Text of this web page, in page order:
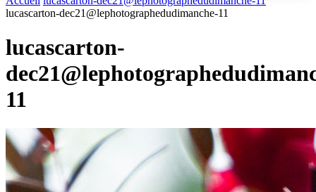
lucascarton-dec21@lephotographedudimanche-11
lucascarton-
11